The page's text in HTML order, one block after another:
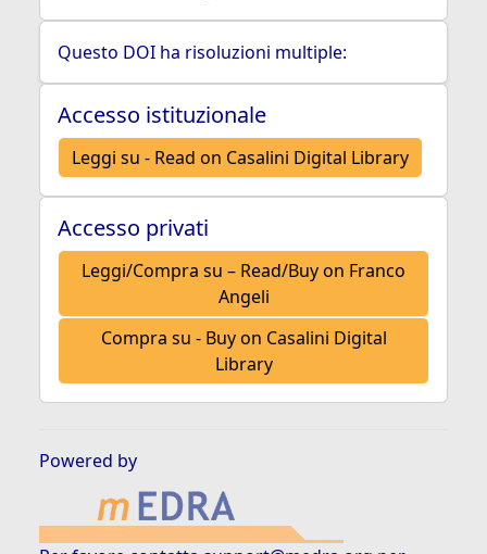
Questo DOI ha risoluzioni multiple:
Accesso istituzionale
Leggi su - Read on Casalini Digital Library
Accesso privati
Leggi/Compra su – Read/Buy on Franco
Angeli
Compra su - Buy on Casalini Digital
Library
Powered by